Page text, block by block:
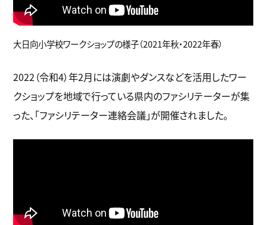
大日向小学校ワークショップの様子（2021年秋・2022年春）
2022（令和4）年2月には演劇やダンスなどを活用したワー
クショップを地域で行っている県内のファシリテーターが集
った、「ファシリテーター連絡会議」が開催されました。